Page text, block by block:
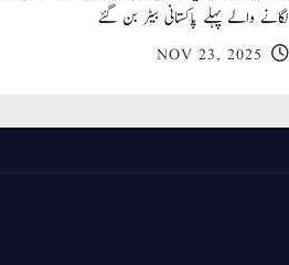
لگانے والے پہلے پاکستانی بیٹر بن گئے
NOV 23, 2025